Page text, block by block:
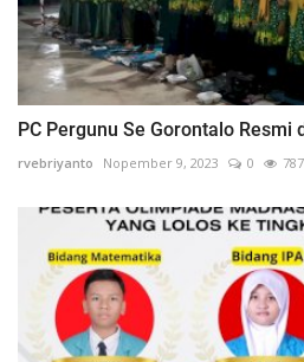
PC Pergunu Se Gorontalo Resmi
rvebriyanto Nopember 9, 2023 0 787